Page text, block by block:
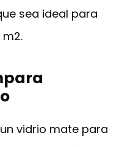
sea ideal para
vidrio mate para